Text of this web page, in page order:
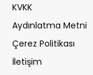
KVKK
Aydınlatma Metni
Çerez Politikası
İletişim